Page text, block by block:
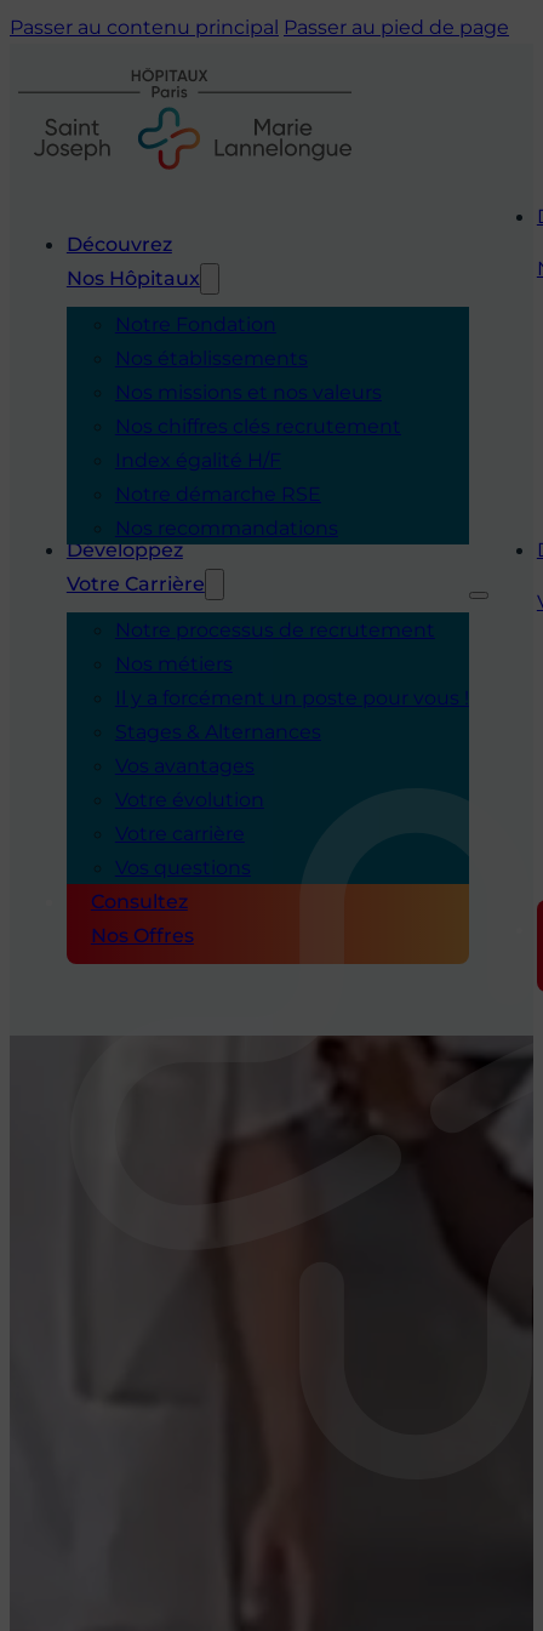
Passer au contenu principal Passer au pied de page
Découvrez
Nos Hôpitaux
Notre Fondation
Nos établissements
Nos missions et nos valeurs
Nos chiffres clés recrutement
Index égalité H/F
Notre démarche RSE
Nos recommandations
Développez
Votre Carrière
Notre processus de recrutement
Nos métiers
Il y a forcément un poste pour vous !
Stages & Alternances
Vos avantages
Votre évolution
Votre carrière
Vos questions
Consultez
Nos Offres